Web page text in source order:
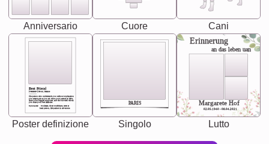
Anniversario Cuore Cani
Best Friend
[<NAME>] Noun, feminie
Synonyms: Soulmate, closet confidante, sister at
heart person, life partner in adventure.
The person who understands you without explanation
you accepts just as you are. She's your partner in life's,
chaos your biggest supporter, and the one with whom
you share your best memories.
Poster definizione
PARIS
Singolo
Erinnerung
an das leben uan
Margarete Hof
02.05.1940 - 08.04.2021
Lutto